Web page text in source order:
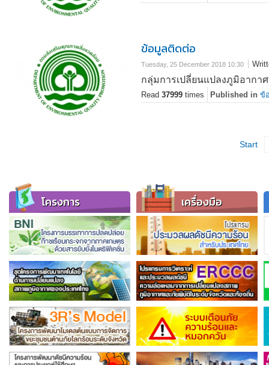
ข้อมูลติดต่อ
Tuesday, 25 December 2018 10:30
กลุ่มการเปลี่ยนแปลงภูมิอากา
Read 37999 times Published in ข้
Start
โครงการ เครื่องมือ